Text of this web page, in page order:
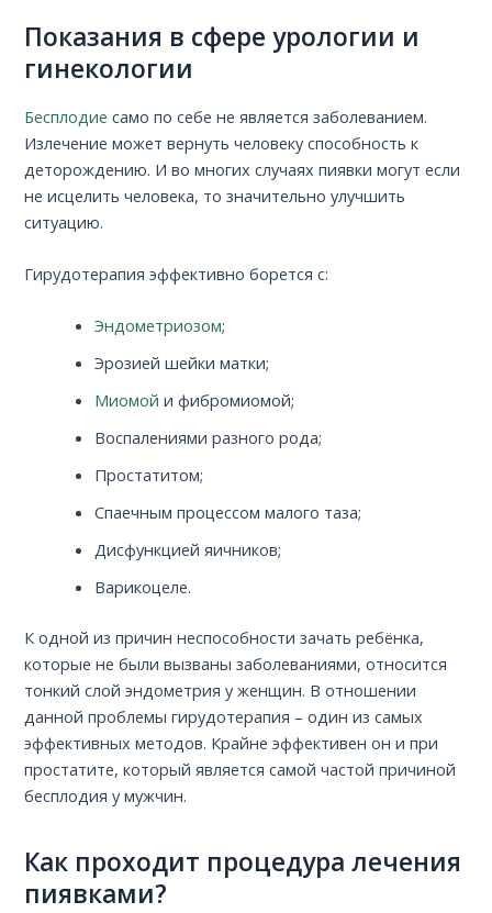
Показания в сфере урологии и
гинекологии
Бесплодие само по себе не является заболеванием.
Излечение может вернуть человеку способность к
деторождению. И во многих случаях пиявки могут если
не исцелить человека, то значительно улучшить
ситуацию.
Гирудотерапия эффективно борется с:
Эндометриозом;
Эрозией шейки матки;
Миомой и фибромиомой;
Воспалениями разного рода;
Простатитом;
Спаечным процессом малого таза;
Дисфункцией яичников;
Варикоцеле.
К одной из причин неспособности зачать ребёнка,
которые не были вызваны заболеваниями, относится
тонкий слой эндометрия у женщин. В отношении
данной проблемы гирудотерапия – один из самых
эффективных методов. Крайне эффективен он и при
простатите, который является самой частой причиной
бесплодия у мужчин.
Как проходит процедура лечения
пиявками?